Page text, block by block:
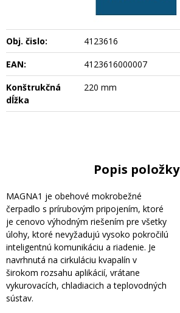
Obj. čislo:
4123616
EAN:
4123616000007
Konštrukčná
dĺžka
220 mm
Popis položky
MAGNA1 je obehové mokrobežné
čerpadlo s prírubovým pripojením, ktoré
je cenovo výhodným riešením pre všetky
úlohy, ktoré nevyžadujú vysoko pokročilú
inteligentnú komunikáciu a riadenie. Je
navrhnutá na cirkuláciu kvapalín v
širokom rozsahu aplikácií, vrátane
vykurovacích, chladiacich a teplovodných
sústav.